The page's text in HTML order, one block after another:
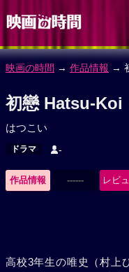
映画の時間 → 作品情報 →
初戀 Hatsu-Koi
はつこい
ドラマ -
作品情報 ------ レビ
高校3年生の唯史（村上